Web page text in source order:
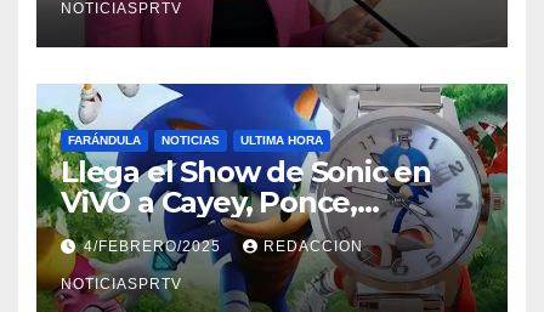
NOTICIASPRTV
FARÁNDULA NOTICIAS ULTIMA HORA
Llega el Show de Sonic en
ViVO a Cayey, Ponce,
Barceloneta y Humacao,
Relojes gratis para el que
compre ahora….
4/FEBRERO/2025 REDACCION
NOTICIASPRTV